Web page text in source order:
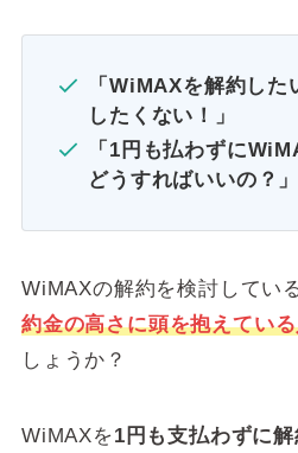
「WiMAXを解約し
したくない！」
「1円も払わずに
どうすればいいの？」
WiMAXの解約を検討してい
約金の高さに頭を抱えてい
しょうか？
WiMAXを1円も支払わずに